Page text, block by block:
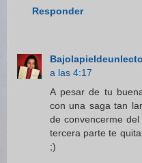
Responder
a las 4:17
A pesar de tu
con una saga tan
de convencerme
tercera parte te
;)